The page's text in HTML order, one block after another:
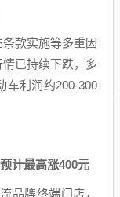
款实施等多重因
已持续下跌，多
车利润约200-300
计最高涨400元
品牌终端门店，